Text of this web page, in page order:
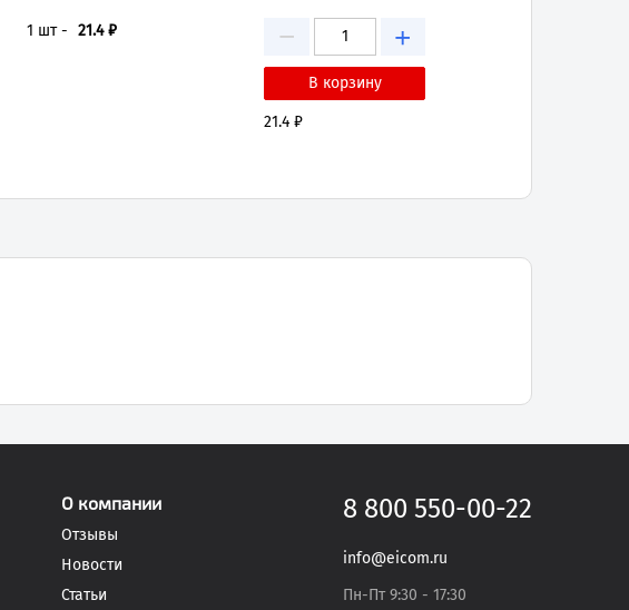
1 шт - 21.4 ₽ − +
21.4 ₽
О компании
Отзывы
Новости
Статьи
8 800 550-00-22
info@eicom.ru
Пн-Пт 9:30 - 17:30